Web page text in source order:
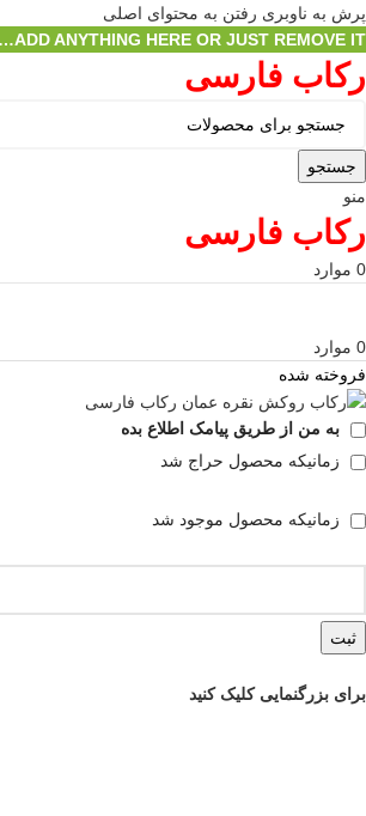
پرش به ناوبری رفتن به محتوای اصلی
ADD ANYTHING HERE OR JUST REMOVE IT…
رکاب فارسی
جستجو
منو
رکاب فارسی
0 موارد
0 موارد
فروخته شده
به من از طریق پیامک اطلاع بده
زمانیکه محصول حراج شد
زمانیکه محصول موجود شد
ثبت
برای بزرگنمایی کلیک کنید